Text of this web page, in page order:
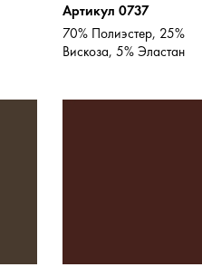
Артикул 0737
70% Полиэстер, 25%
Вискоза, 5% Эластан